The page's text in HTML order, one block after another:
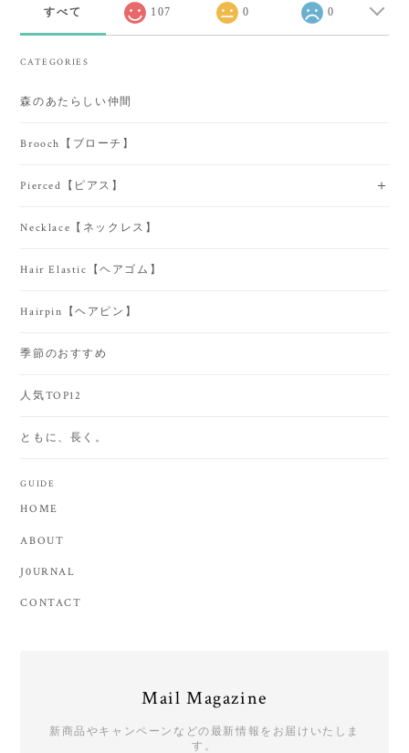
すべて 107 0 0
CATEGORIES
森のあたらしい仲間
Brooch【ブローチ】
Pierced【ピアス】
Necklace【ネックレス】
Hair Elastic【ヘアゴム】
Hairpin【ヘアピン】
季節のおすすめ
人気TOP12
ともに、長く。
GUIDE
HOME
ABOUT
J0URNAL
CONTACT
Mail Magazine
新商品やキャンペーンなどの最新情報をお届けいたしま
す。